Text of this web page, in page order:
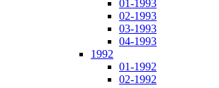
01-1993
02-1993
03-1993
04-1993
1992
01-1992
02-1992